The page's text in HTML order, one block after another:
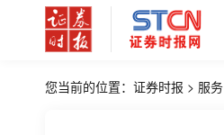
您当前的位置： 证券时报 > 服务